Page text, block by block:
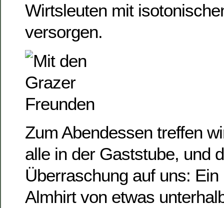
Wirtsleuten mit
versorgen.
Zum Abendessen treffen
alle in der Gaststube, und
Überraschung auf uns:
Almhirt von etwas